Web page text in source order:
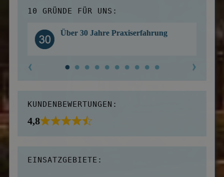
10 GRÜNDE FÜR UNS:
Über 30 Jahre Praxiserfahrung
KUNDENBEWERTUNGEN:
4,8
EINSATZGEBIETE: